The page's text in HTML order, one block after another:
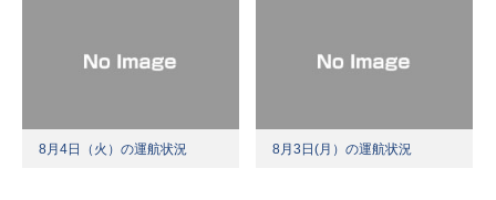
8月4日（火）の運航状況 8月3日(月）の運航状況